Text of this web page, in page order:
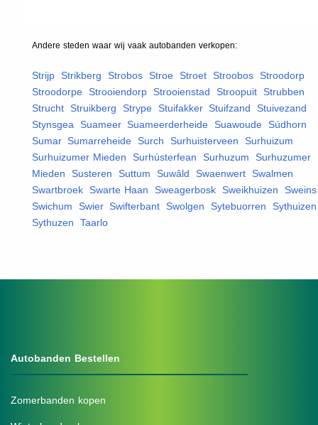
Andere steden waar wij vaak autobanden verkopen:
Strijp Strikberg Strobos Stroe Stroet Stroobos Stroodorp
Stroodorpe Strooiendorp Strooienstad Stroopuit Strubben
Strucht Struikberg Strype Stuifakker, Stuifzand Stuivezand
Stynsgea
Suameer, Suameerderheide Suawoude Súdhorn
Sumar, Sumarreheide Surch Surhuisterveen Surhuizum
Surhuizumer Mieden
Surhústerfean Surhuzum
Surhuzumer
Mieden
Susteren Suttum Suwâld Swaenwert Swalmen
Swartbroek Swarte Haan Sweagerbosk Sweikhuizen Sweins
Swichum
Swier, Swifterbant Swolgen Sytebuorren Sythuizen
Sythuzen
Taarlo
Autobanden Bestellen
Zomerbanden kopen